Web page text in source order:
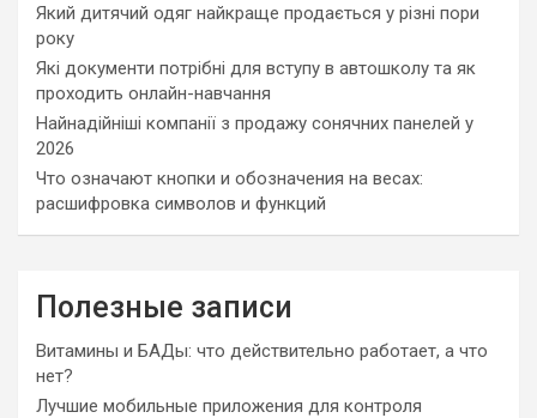
Який дитячий одяг найкраще продається у різні пори
року
Які документи потрібні для вступу в автошколу та як
проходить онлайн-навчання
Найнадійніші компанії з продажу сонячних панелей у
2026
Что означают кнопки и обозначения на весах:
расшифровка символов и функций
Полезные записи
Витамины и БАДы: что действительно работает, а что
нет?
Лучшие мобильные приложения для контроля